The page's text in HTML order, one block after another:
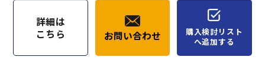
詳細は
こちら
お問い合わせ
購入検討リスト
へ追加する